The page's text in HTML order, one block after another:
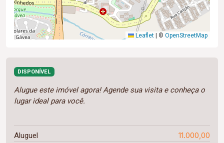
Leaflet | © OpenStreetMap
DISPONÍVEL
Alugue este imóvel agora! Agende sua visita e conheça o
lugar ideal para você.
Aluguel 11.000,00